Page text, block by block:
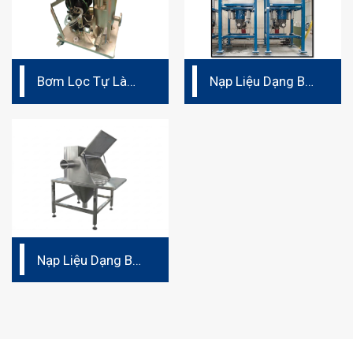
Bơm Lọc Tự Làm
Nạp Liệu Dạng Bột
Nạp Liệu Dạng Bột